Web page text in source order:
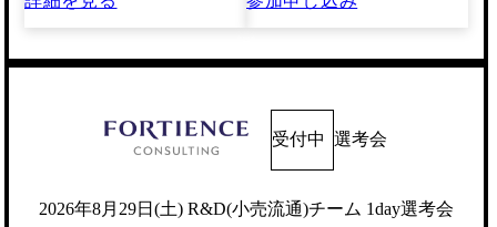
受付中 選考会
2026年8月29日(土) R&D(小売流通)チーム 1day選考会